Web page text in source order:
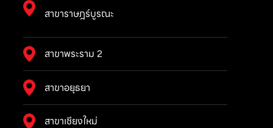
สาขาราษฎร์บูรณะ
สาขาพระราม 2
สาขาอยุธยา
สาขาเชียงใหม่